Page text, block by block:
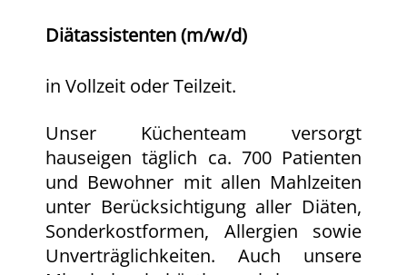
Diätassistenten (m/w/d)
in Vollzeit oder Teilzeit.
Unser Küchenteam versorgt
hauseigen täglich ca. 700 Patienten
und Bewohner mit allen Mahlzeiten
unter Berücksichtigung aller Diäten,
Sonderkostformen, Allergien sowie
Unverträglichkeiten. Auch unsere